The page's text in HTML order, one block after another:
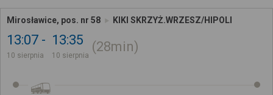
Mirosławice, pos. nr 58 KIKI SKRZYŻ.WRZESZ/HIPOLI
13:07
10 sierpnia
13:35
10 sierpnia
28min